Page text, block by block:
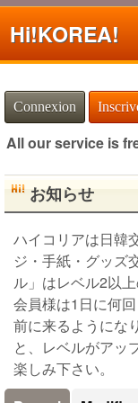
Hi!KOREA!
Connexion
All our service is
お知らせ
ハイコリアは日韓
ジ・手紙・グッズ
ル」はレベル2以
会員様は1日に何
前に来るようにな
と、レベルがアッ
楽しみ下さい。